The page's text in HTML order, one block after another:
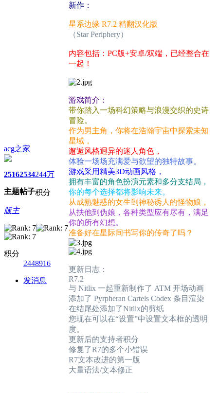
acg之家
2516
主题
2534
帖子
244万
积分
版主
积分
2448916
发消息
新作：
星系边缘 R7.2 精翻汉化版
（Star Periphery）
内容包括：PC版+安卓/双端，已经整合在
一起！
游戏简介：
带你踏入一场科幻策略与浪漫交织的史诗
冒险。
作为男主角，你将在浩瀚宇宙中探索未知
星域，
邂逅风格迥异的迷人角色，
体验一场场充满爱与欲望的独特故事。
游戏采用精美3D动画风格，
拥有丰富的角色扮演元素和多分支结局，
你的每个选择都将影响未来。
从成熟魅惑的女生到神秘诱人的怪物娘，
从扶他到伪娘，各种类型应有尽有，满足
你的所有幻想。
准备好在星际间书写你的传奇了吗？
更新日志：
R7.2
与 Nitlix 一起重新制作了 ATM 开场动画
添加了 Pyrpheran Cartels Codex 条目渲染
在结尾处添加了Nitlix的剪纸
您现在可以在“设置”中设置文本框的透明
度。
更新后的支持者积分
修复了R7的多个小错误
R7文本改进的第一版
大量语法/文本修正